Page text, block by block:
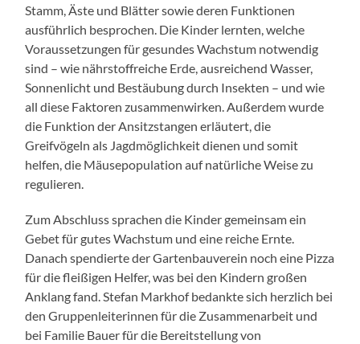
Stamm, Äste und Blätter sowie deren Funktionen
ausführlich besprochen. Die Kinder lernten, welche
Voraussetzungen für gesundes Wachstum notwendig
sind – wie nährstoffreiche Erde, ausreichend Wasser,
Sonnenlicht und Bestäubung durch Insekten – und wie
all diese Faktoren zusammenwirken. Außerdem wurde
die Funktion der Ansitzstangen erläutert, die
Greifvögeln als Jagdmöglichkeit dienen und somit
helfen, die Mäusepopulation auf natürliche Weise zu
regulieren.
Zum Abschluss sprachen die Kinder gemeinsam ein
Gebet für gutes Wachstum und eine reiche Ernte.
Danach spendierte der Gartenbauverein noch eine Pizza
für die fleißigen Helfer, was bei den Kindern großen
Anklang fand. Stefan Markhof bedankte sich herzlich bei
den Gruppenleiterinnen für die Zusammenarbeit und
bei Familie Bauer für die Bereitstellung von